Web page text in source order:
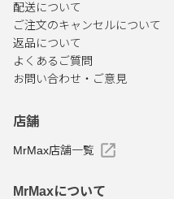
配送について
ご注文のキャンセルについて
返品について
よくあるご質問
お問い合わせ・ご意見
店舗
MrMax店舗一覧
MrMaxについて